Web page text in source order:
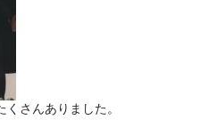
さんありました。